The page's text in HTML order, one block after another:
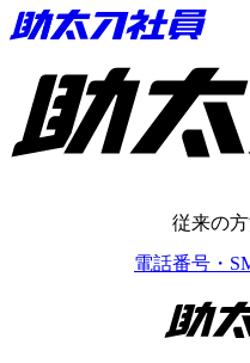
助太刀ID
従来の
電話番号・
助太